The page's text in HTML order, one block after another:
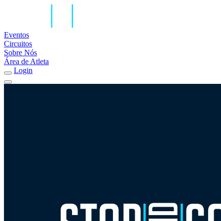
Eventos
Circuitos
Sobre Nós
Área de Atleta
Login